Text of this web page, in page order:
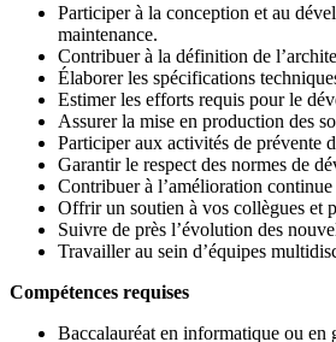
Participer à la conception et au
maintenance.
Contribuer à la définition de
Élaborer les spécifications
Estimer les efforts requis pour le
Assurer la mise en production des
Participer aux activités de prévente
Garantir le respect des normes de
Contribuer à l’amélioration
Offrir un soutien à vos collègues et
Suivre de près l’évolution des
Travailler au sein d’équipes
Compétences requises
Baccalauréat en informatique ou en